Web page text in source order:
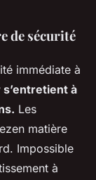
de sécurité
immédiate à
à
Les
matière
Impossible
à